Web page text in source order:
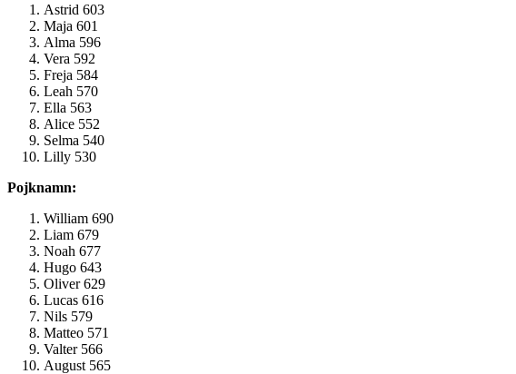
Astrid 603
Maja 601
Alma 596
Vera 592
Freja 584
Leah 570
Ella 563
Alice 552
Selma 540
Lilly 530
Pojknamn:
William 690
Liam 679
Noah 677
Hugo 643
Oliver 629
Lucas 616
Nils 579
Matteo 571
Valter 566
August 565